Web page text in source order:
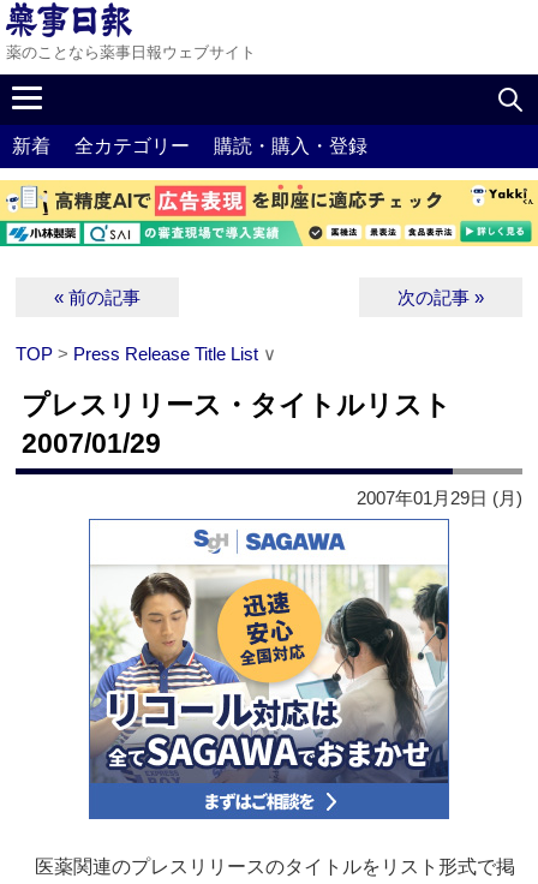
薬のことなら薬事日報ウェブサイト
新着 全カテゴリー 購読・購入・登録
« 前の記事 次の記事 »
TOP > Press Release Title List ∨
プレスリリース・タイトルリスト
2007/01/29
2007年01月29日 (月)
医薬関連のプレスリリースのタイトルをリスト形式で掲